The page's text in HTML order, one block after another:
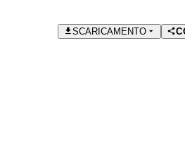
SCARICAMENTO